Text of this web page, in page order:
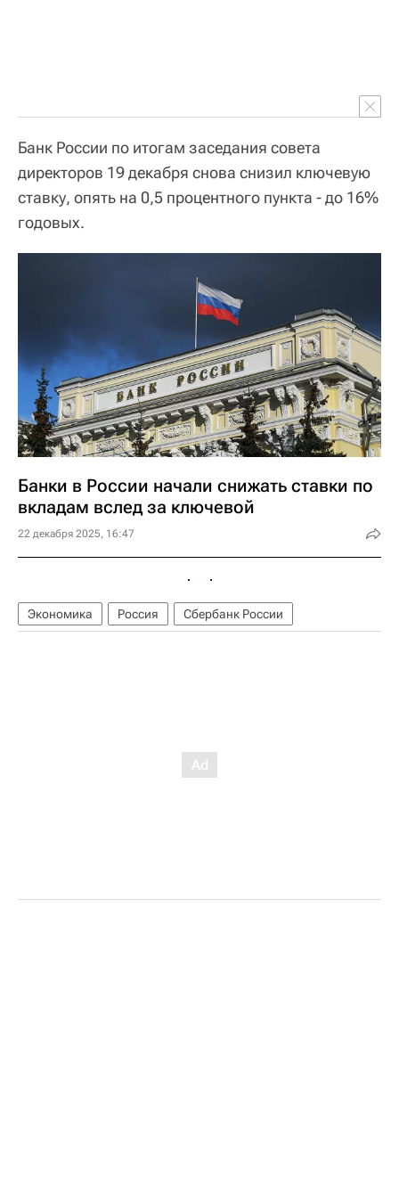
Банк России по итогам заседания совета
директоров 19 декабря снова снизил ключевую
ставку, опять на 0,5 процентного пункта - до 16%
годовых.
Банки в России начали снижать ставки по
вкладам вслед за ключевой
22 декабря 2025, 16:47
Экономика Россия Сбербанк России